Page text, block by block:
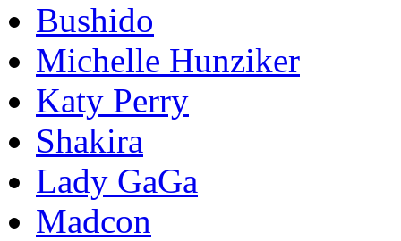
Bushido
Michelle Hunziker
Katy Perry
Shakira
Lady GaGa
Madcon